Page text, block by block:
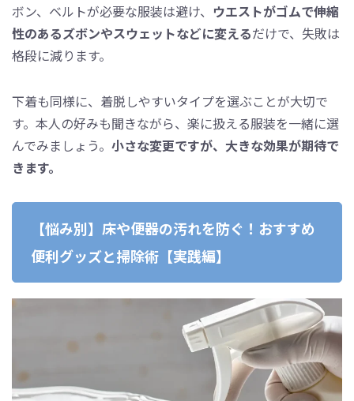
ボン、ベルトが必要な服装は避け、 ウエストがゴムで伸縮
性のあるズボンやスウェットなどに変えるだけで、失敗は
格段に減ります。
下着も同様に、着脱しやすいタイプを選ぶことが大切で
す。本人の好みも聞きながら、楽に扱える服装を一緒に選
んでみましょう。 小さな変更ですが、大きな効果が期待で
きます。
【悩み別】床や便器の汚れを防ぐ！おすすめ
便利グッズと掃除術【実践編】